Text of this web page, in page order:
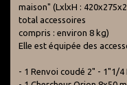
maison" (LxlxH :
total accessoires
compris : environ 8 kg)
Elle est équipée des
- 1 Renvoi coudé 2" - 1"1/4